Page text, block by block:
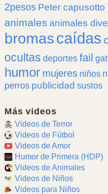
2pesos Peter
animales animales
bromascaídas
ocultas deportes fail
humor mujeres niños
perros publicidad sustos
Más videos
Videos de Terror
Videos de Fútbol
Videos de Amor
Humor de Primera (HDP)
Videos de Animales
Videos de Niños
Videos para Niños